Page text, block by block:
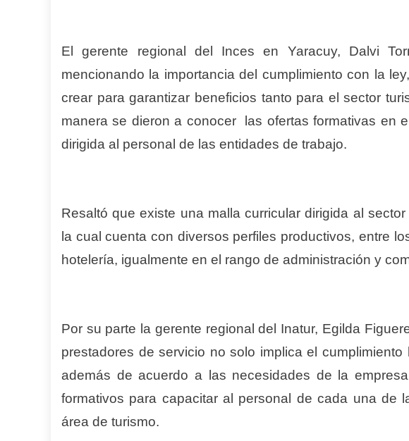
El gerente regional del Inces en Yaracuy, Dalvi
mencionando la importancia del cumplimiento con la
crear para garantizar beneficios tanto para el sector
manera se dieron a conocer las ofertas formativas en
dirigida al personal de las entidades de trabajo.
Resaltó que existe una malla curricular dirigida al
la cual cuenta con diversos perfiles productivos, entre
hotelería, igualmente en el rango de administración y
Por su parte la gerente regional del Inatur, Egilda
prestadores de servicio no solo implica el
además de acuerdo a las necesidades de la
formativos para capacitar al personal de cada una de
área de turismo.